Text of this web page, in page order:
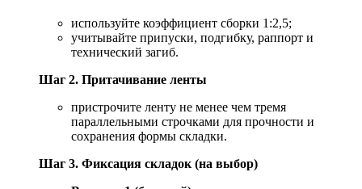
используйте коэффициент сборки 1:2,5;
учитывайте припуски, подгибку, раппорт и
технический загиб.
Шаг 2. Притачивание ленты
пристрочите ленту не менее чем тремя
параллельными строчками для прочности и
сохранения формы складки.
Шаг 3. Фиксация складок (на выбор)